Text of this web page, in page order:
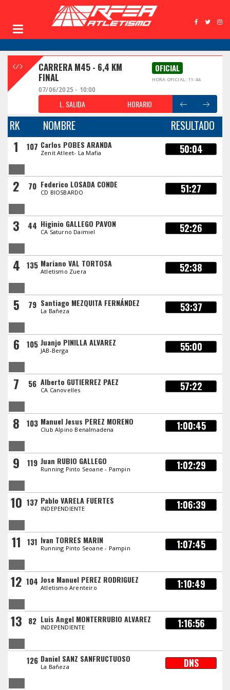
CARRERA M45 - 6,4 KM
FINAL
OFICIAL
HORA OFICIAL: 11:44
07/06/2025 - 10:00
L. SALIDA HORARIO
RK NOMBRE RESULTADO
1 107 Carlos POBES ARANDA
Zenit Atleet- La Mafia 50:04
2 70 Federico LOSADA CONDE
CD BIOSBARDO 51:27
3 44 Higinio GALLEGO PAVON
CA Saturno Daimiel 52:26
4 135 Mariano VAL TORTOSA
Atletismo Zuera 52:38
5 79 Santiago MEZQUITA FERNÁNDEZ
La Bañeza 53:37
6 105 Juanjo PINILLA ALVAREZ
JAB-Berga 55:00
7 56 Alberto GUTIERREZ PAEZ
CA Canovelles 57:22
8 103 Manuel Jesus PEREZ MORENO
Club Alpino Benalmadena 1:00:45
9 119 Juan RUBIO GALLEGO
Running Pinto Seoane - Pampin 1:02:29
10 137 Pablo VARELA FUERTES
INDEPENDIENTE 1:06:39
11 131 Ivan TORRES MARIN
Running Pinto Seoane - Pampin 1:07:45
12 104 Jose Manuel PEREZ RODRIGUEZ
Atletismo Arenteiro 1:10:49
13 82 Luis Angel MONTERRUBIO ALVAREZ
INDEPENDIENTE 1:16:56
126 Daniel SANZ SANFRUCTUOSO
La Bañeza DNS